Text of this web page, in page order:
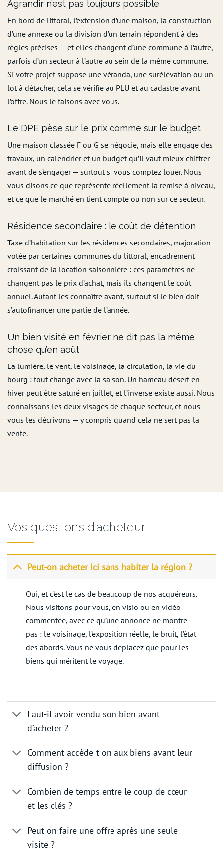
Agrandir n’est pas toujours possible
En bord de littoral, l’extension d’une maison, la construction
d’une annexe ou la division d’un terrain répondent à des
règles précises — et elles changent d’une commune à l’autre,
parfois d’un secteur à l’autre au sein de la même commune.
Si votre projet suppose une véranda, une surélévation ou un
lot à détacher, cela se vérifie au PLU et au cadastre avant
l’offre. Nous le faisons avec vous.
Le DPE pèse sur le prix comme sur le budget
Une maison classée F ou G se négocie, mais elle engage des
travaux, un calendrier et un budget qu’il vaut mieux chiffrer
avant de s’engager — surtout si vous comptez louer. Nous
vous disons ce que représente réellement la remise à niveau,
et ce que le marché en tient compte ou non sur ce secteur.
Résidence secondaire : le coût de détention
Taxe d’habitation sur les résidences secondaires, majoration
votée par certaines communes du littoral, encadrement
croissant de la location saisonnière : ces paramètres ne
changent pas le prix d’achat, mais ils changent le coût
annuel. Autant les connaître avant, surtout si le bien doit
s’autofinancer une partie de l’année.
Un bien visité en février ne dit pas la même
chose qu’en août
La lumière, le vent, le voisinage, la circulation, la vie du
bourg : tout change avec la saison. Un hameau désert en
hiver peut être saturé en juillet, et l’inverse existe aussi. Nous
connaissons les deux visages de chaque secteur, et nous
vous les décrivons — y compris quand cela ne sert pas la
vente.
Vos questions d’acheteur
Peut-on acheter ici sans habiter la région ?
Oui, et c’est le cas de beaucoup de nos acquéreurs.
Nous visitons pour vous, en visio ou en vidéo
commentée, avec ce qu’une annonce ne montre
pas : le voisinage, l’exposition réelle, le bruit, l’état
des abords. Vous ne vous déplacez que pour les
biens qui méritent le voyage.
Faut-il avoir vendu son bien avant
d’acheter ?
Comment accède-t-on aux biens avant leur
diffusion ?
Combien de temps entre le coup de cœur
et les clés ?
Peut-on faire une offre après une seule
visite ?